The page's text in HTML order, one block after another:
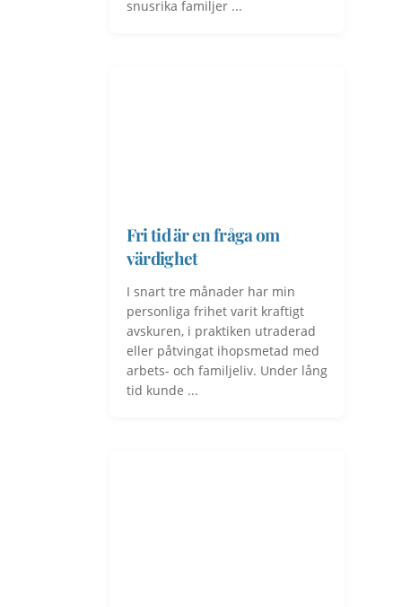
snusrika familjer ...
Fri tid är en fråga om
värdighet
I snart tre månader har min
personliga frihet varit kraftigt
avskuren, i praktiken utraderad
eller påtvingat ihopsmetad med
arbets- och familjeliv. Under lång
tid kunde ...